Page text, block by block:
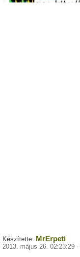
Készítette: MrErpeti
2013. május 26. 02:23:29 -